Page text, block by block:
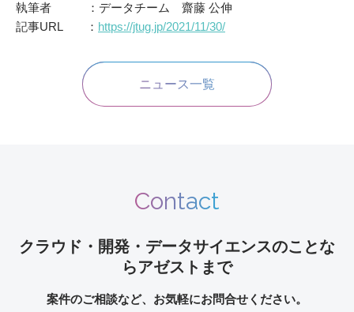
執筆者 ：データチーム 齋藤 公伸
記事URL ： https://jtug.jp/2021/11/30/
ニュース一覧
Contact
クラウド・開発・データサイエンスのことな
らアゼストまで
案件のご相談など、お気軽にお問合せください。